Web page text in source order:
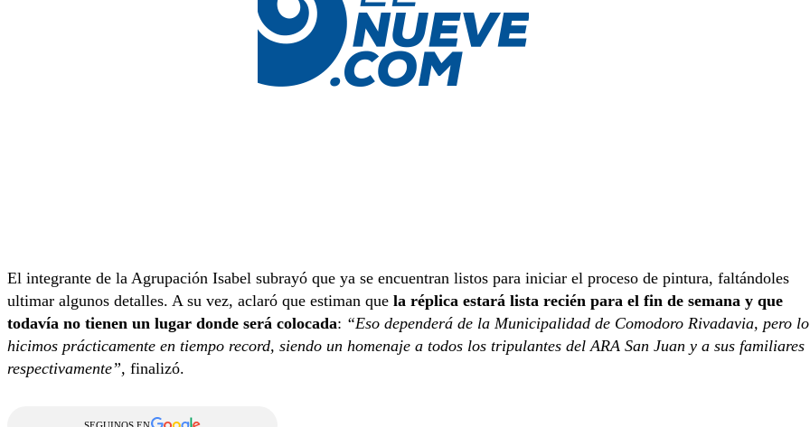
El integrante de la Agrupación Isabel subrayó que ya se encuentran listos para iniciar el proceso de pintura, faltándoles
ultimar algunos detalles. A su vez, aclaró que estiman que la réplica estará lista recién para el fin de semana y que
todavía no tienen un lugar donde será colocada: “Eso dependerá de la Municipalidad de Comodoro Rivadavia, pero lo
hicimos prácticamente en tiempo record, siendo un homenaje a todos los tripulantes del ARA San Juan y a sus familiares
respectivamente”, finalizó.